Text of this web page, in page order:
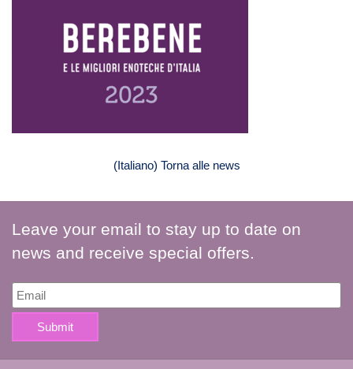
(Italiano) Torna alle news
Leave your email to stay up to date on
news and receive special offers.